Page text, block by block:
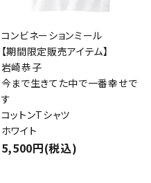
コンビネーションミール
【期間限定販売アイテム】
岩崎恭子
今まで生きてた中で一番幸せで
す
コットンTシャツ
ホワイト
5,500円(税込)